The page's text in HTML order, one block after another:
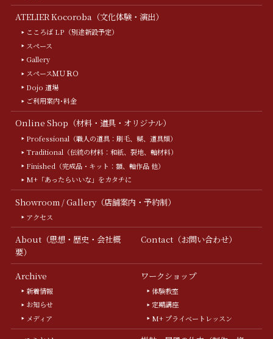
ATELIER Kocoroba（文化体験・演出）
こころば LP（別途新設予定）
スペース
Gallery
スペースＭＵＲＯ
Dojo 道場
ご利用案内･料金
Online Shop（材料・道具・オリジナル）
Professional（職人の道具：刷毛、糊、道具類）
Traditional（伝統の材料：和紙、裂地、軸材料）
Finished（完成品・キット：額、軸作品 他）
M+「あったらいいな」をカタチに
Showroom / Gallery（店舗案内・予約制）
アクセス
About（思想・歴史・会社概
要）
Contact（お問い合わせ）
Archive
新着情報
お知らせ
メディア
ワークショップ
体験教室
定期講座
M+ プライベートレッスン